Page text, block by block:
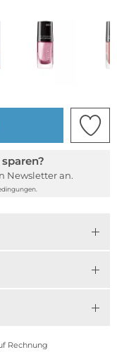
Newsletter an.
Rechnung